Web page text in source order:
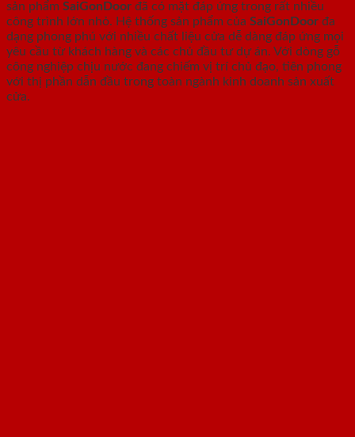
sản phẩm SaiGonDoor đã có mặt đáp ứng trong rất nhiều
công trình lớn nhỏ. Hệ thống sản phẩm của SaiGonDoor đa
dạng phong phú với nhiều chất liệu cửa dễ dàng đáp ứng mọi
yêu cầu từ khách hàng và các chủ đầu tư dự án. Với dòng gỗ
công nghiệp chịu nước đang chiếm vị trí chủ đạo, tiên phong
với thị phần dẫn đầu trong toàn ngành kinh doanh sản xuất
cửa.